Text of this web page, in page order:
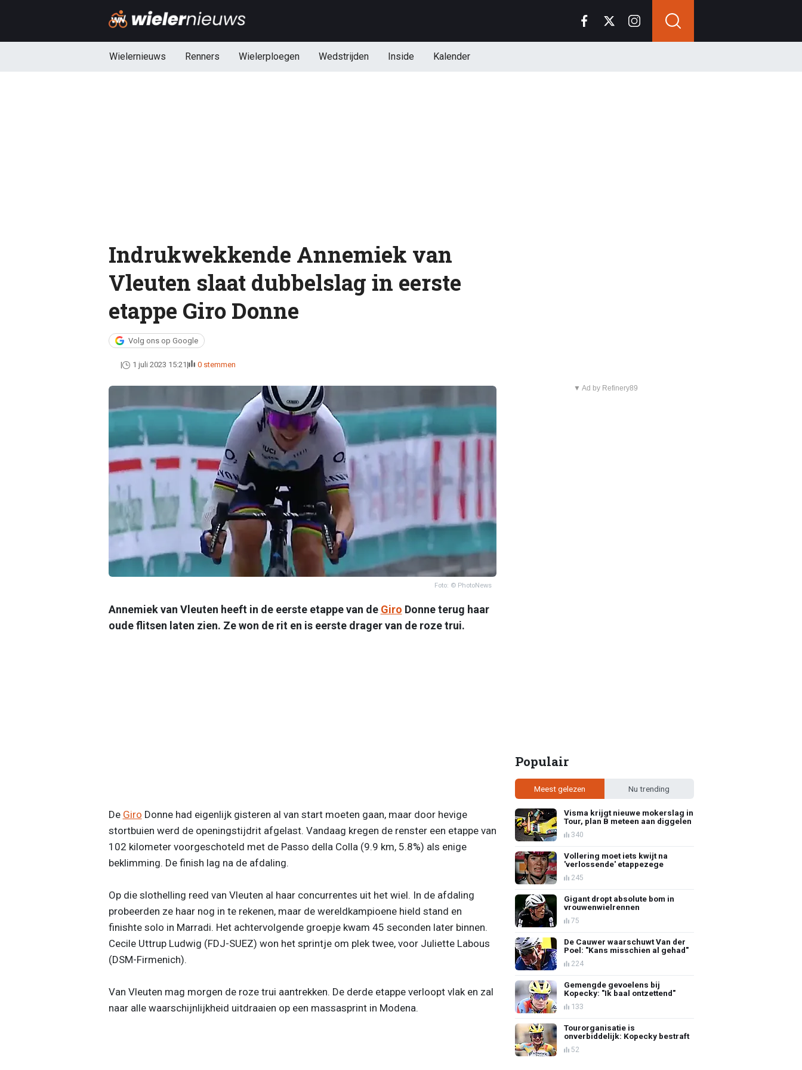
Wielernieuws Renners Wielerploegen Wedstrijden Inside Kalender
Indrukwekkende Annemiek van
Vleuten slaat dubbelslag in eerste
etappe Giro Donne
Volg ons op Google
1 juli 2023 15:21 0 stemmen
Foto: © PhotoNews
Annemiek van Vleuten heeft in de eerste etappe van de Giro Donne terug haar
oude flitsen laten zien. Ze won de rit en is eerste drager van de roze trui.
De Giro Donne had eigenlijk gisteren al van start moeten gaan, maar door hevige
stortbuien werd de openingstijdrit afgelast. Vandaag kregen de renster een etappe van
102 kilometer voorgeschoteld met de Passo della Colla (9.9 km, 5.8%) als enige
beklimming. De finish lag na de afdaling.
Op die slothelling reed van Vleuten al haar concurrentes uit het wiel. In de afdaling
probeerden ze haar nog in te rekenen, maar de wereldkampioene hield stand en
finishte solo in Marradi. Het achtervolgende groepje kwam 45 seconden later binnen.
Cecile Uttrup Ludwig (FDJ-SUEZ) won het sprintje om plek twee, voor Juliette Labous
(DSM-Firmenich).
Van Vleuten mag morgen de roze trui aantrekken. De derde etappe verloopt vlak en zal
naar alle waarschijnlijkheid uitdraaien op een massasprint in Modena.
▼ Ad by Refinery89
Populair
Meest gelezen Nu trending
Visma krijgt nieuwe mokerslag in
Tour, plan B meteen aan diggelen
340
Vollering moet iets kwijt na
'verlossende' etappezege
245
Gigant dropt absolute bom in
vrouwenwielrennen
75
De Cauwer waarschuwt Van der
Poel: "Kans misschien al gehad"
224
Gemengde gevoelens bij
Kopecky: "Ik baal ontzettend"
133
Tourorganisatie is
onverbiddelijk: Kopecky bestraft
52